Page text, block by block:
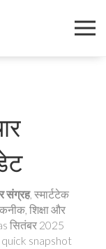
संग्रह, स्मार्टटेक
शिक्षा और
सितंबर 2025
snapshot